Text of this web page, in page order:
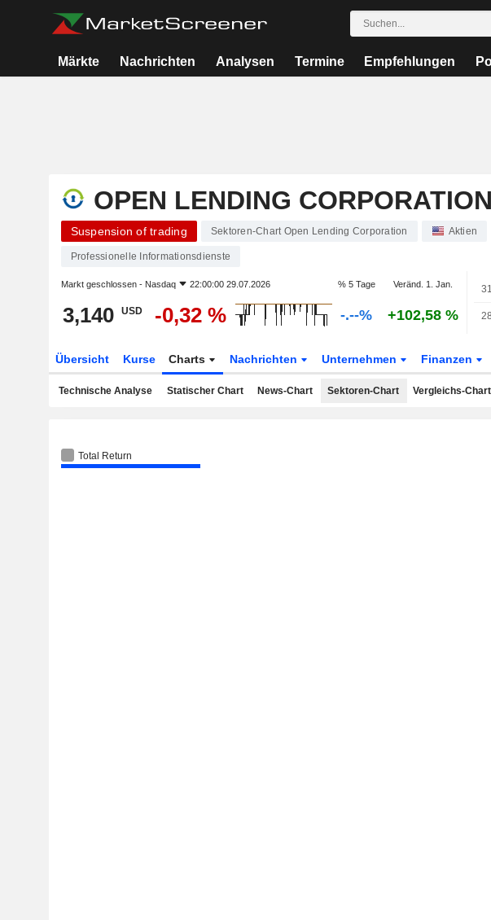
Märkte Nachrichten Analysen Termine Empfehlungen
OPEN LENDING CORPORATION
Suspension of trading Sektoren-Chart Open Lending Corporation Aktien
Professionelle Informationsdienste
Markt geschlossen - Nasdaq 22:00:00 29.07.2026 % 5 Tage Veränd. 1. Jan.
3,140 USD -0,32 % -.--% +102,58 %
Übersicht Kurse Charts Nachrichten Unternehmen Finanzen
Technische Analyse Statischer Chart News-Chart Sektoren-Chart Vergleichs-Chart
Total Return